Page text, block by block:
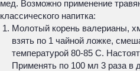
мед. Возможно применение
классического напитка:
Молотый корень валерианы,
взять по 1 чайной ложке,
температурой 80-85 С.
Применять по 100 мл 3 раза в